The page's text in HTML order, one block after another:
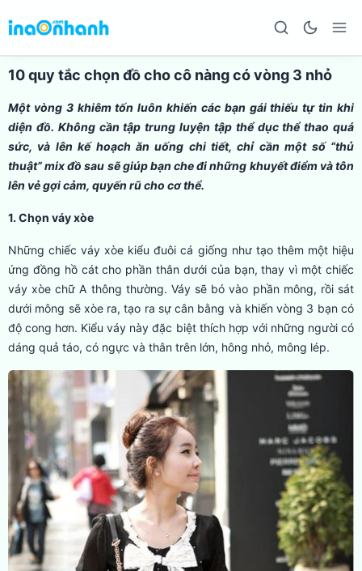
10 quy tắc chọn đồ cho cô nàng có vòng 3 nhỏ
Một vòng 3 khiêm tốn luôn khiến các bạn gái thiếu tự tin khi
diện đồ. Không cần tập trung luyện tập thể dục thể thao quá
sức, và lên kế hoạch ăn uống chi tiết, chỉ cần một số “thủ
thuật” mix đồ sau sẽ giúp bạn che đi những khuyết điểm và tôn
lên vẻ gợi cảm, quyến rũ cho cơ thể.
1. Chọn váy xòe
Những chiếc váy xòe kiểu đuôi cá giống như tạo thêm một hiệu
ứng đồng hồ cát cho phần thân dưới của bạn, thay vì một chiếc
váy xòe chữ A thông thường. Váy sẽ bó vào phần mông, rồi sát
dưới mông sẽ xòe ra, tạo ra sự cân bằng và khiến vòng 3 bạn có
độ cong hơn. Kiểu váy này đặc biệt thích hợp với những người có
dáng quả táo, có ngực và thân trên lớn, hông nhỏ, mông lép.